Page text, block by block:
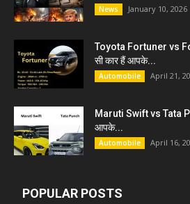
News January 10, 2026
Toyota Fortuner vs
सी कार हैं आपके...
Automobile April 21,
Maruti Swift vs Tata
आपके...
Automobile April 16,
POPULAR POSTS